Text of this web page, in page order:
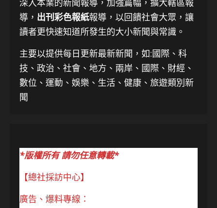
深入本業的新聞報導，加強篇幅，擴大轄區報
導， 出刊彩色報紙報導，以回饋社會大眾，讓
讀者更快速知道所發生的大小新聞與常識。
主要以提供每日更新最新新聞 ，如:國際、科
技、 政治、社會、地方、兩岸、國際、財經、
數位、運動、娛樂、生活、健康、旅遊類別新
聞
*版權所有 請勿任意轉載*
【總社採訪中心】
廣告、爆料專線：